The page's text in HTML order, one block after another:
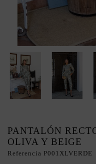
PANTALÓN
OLIVA Y BEIGE
Referencia P001XLVERDE